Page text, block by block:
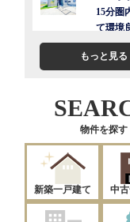
もっと見る
物件を探す
新築一戸建て 中